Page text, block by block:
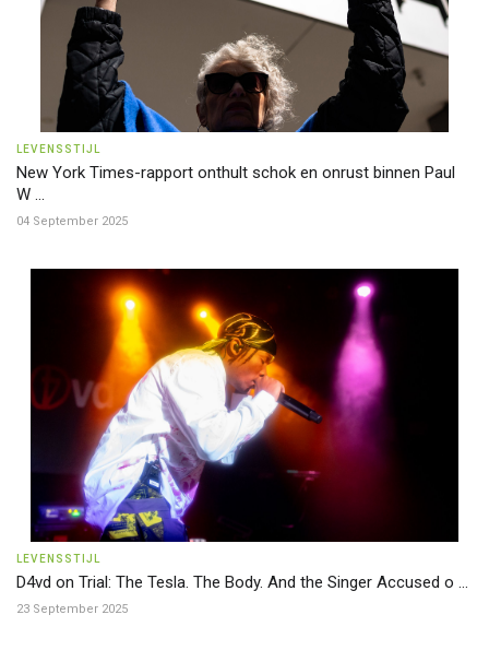
LEVENSSTIJL
New York Times-rapport onthult schok en onrust binnen Paul
W ...
04 September 2025
LEVENSSTIJL
D4vd on Trial: The Tesla. The Body. And the Singer Accused o ...
23 September 2025